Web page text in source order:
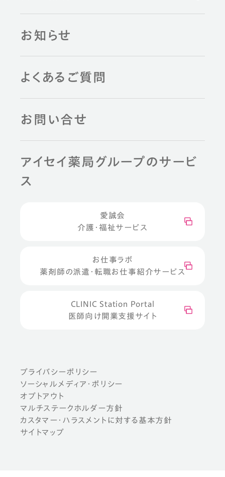
お知らせ
よくあるご質問
お問い合せ
アイセイ薬局グループのサービ
ス
愛誠会
介護・福祉サービス
お仕事ラボ
薬剤師の派遣・転職お仕事紹介サービス
CLINIC Station Portal
医師向け開業支援サイト
プライバシーポリシー
ソーシャルメディア・ポリシー
オプトアウト
マルチステークホルダー方針
カスタマー・ハラスメントに対する基本方針
サイトマップ